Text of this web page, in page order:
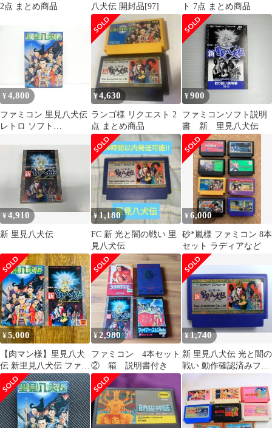
2点 まとめ商品
八犬伝 開封品[97]
ト 7点 まとめ商品
¥ 4,800
ファミコン 里見八犬伝
レトロ ソフト
¥4,630
ランゴ様 リクエスト 2
点 まとめ商品
¥900
ファミコンソフト説明
書 新 里見八犬伝
¥4,910
新 里見八犬伝
¥1,180
FC 新 光と闇の戦い 里
見八犬伝
¥6,000
砂*嵐様 ファミコン 8本
セット ラディアなど
¥5,000
【肉マン様】里見八犬
伝 新里見八犬伝 ファミ
コン FC 2本セット 箱説
付
¥2,980
ファミコン 4本セット
② 箱 説明書付き
¥1,740
新 里見八犬伝 光と闇の
戦い 動作確認済みファ
ミコンFCソフト